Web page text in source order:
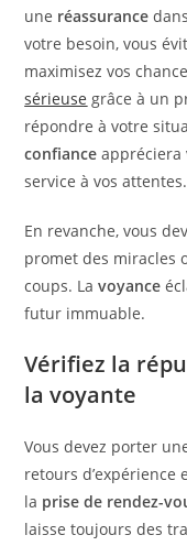
une réassurance
votre besoin, vous
maximisez vos
sérieuse grâce à un
répondre à votre
confiance appréciera
service à vos attentes.
En revanche, vous
promet des miracles
coups. Lavoyance
futur immuable.
Vérifiez la
la voyante
Vous devez porter
retours
la prise de rendez-
laisse toujours des